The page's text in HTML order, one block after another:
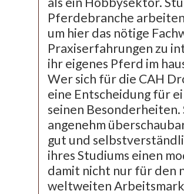
Pferdebranche
um hier das nötige
Praxiserfahrungen zu
ihr eigenes Pferd im
Wer sich für die CAH
eine Entscheidung für
seinen
angenehm
gut und
ihres Studiums einen
damit nicht nur für den
weltweiten